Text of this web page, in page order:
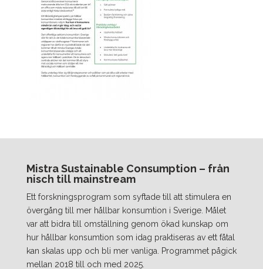
Mistra Sustainable Consumption – från
nisch till mainstream
Ett forskningsprogram som syftade till att stimulera en
övergång till mer hållbar konsumtion i Sverige. Målet
var att bidra till omställning genom ökad kunskap om
hur hållbar konsumtion som idag praktiseras av ett fåtal
kan skalas upp och bli mer vanliga. Programmet pågick
mellan 2018 till och med 2025.